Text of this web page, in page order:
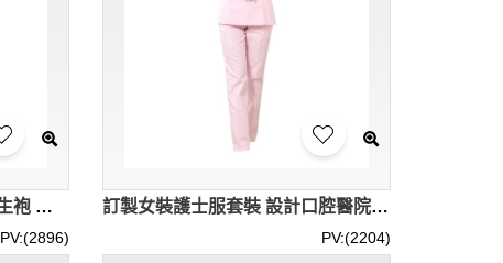
大量訂製實驗袍 個人設計醫生袍 透氣實驗袍 白大褂 香港科技大學 香港現貨 SKU066
PV:(2896)
訂製女裝護士服套裝 設計口腔醫院藥店護士服 月嫂服 SKU065
PV:(2204)